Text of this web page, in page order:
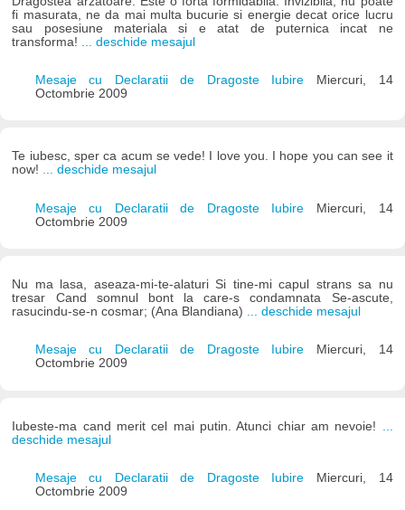
fi masurata, ne da mai multa bucurie si energie decat orice lucru
sau posesiune materiala si e atat de puternica incat ne
transforma!
... deschide mesajul
Mesaje cu Declaratii de Dragoste Iubire
Miercuri, 14
Octombrie 2009
Te iubesc, sper ca acum se vede! I love you. I hope you can see it
now! ... deschide mesajul
Mesaje cu Declaratii de Dragoste Iubire Miercuri, 14
Octombrie 2009
Nu ma lasa, aseaza-mi-te-alaturi Si tine-mi capul strans sa nu
tresar Cand somnul bont la care-s condamnata Se-ascute,
rasucindu-se-n cosmar; (Ana Blandiana) ... deschide mesajul
Mesaje cu Declaratii de Dragoste Iubire
Miercuri, 14
Octombrie 2009
Iubeste-ma cand merit cel mai putin. Atunci chiar am nevoie!
deschide mesajul
Mesaje cu Declaratii de Dragoste Iubire
Miercuri, 14
Octombrie 2009